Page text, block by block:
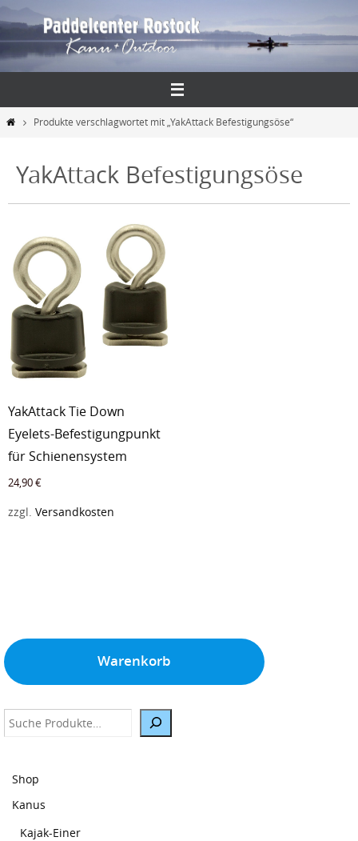
Inhalt
springen
StartProdukte verschlagwortet mit „YakAttack Befestigungsöse“
YakAttack Befestigungsöse
YakAttack Tie Down
Eyelets-Befestigungpunkt
für Schienensystem
24,90€
zzgl. Versandkosten
Warenkorb
Suche
Shop
Kanus
Kajak-Einer